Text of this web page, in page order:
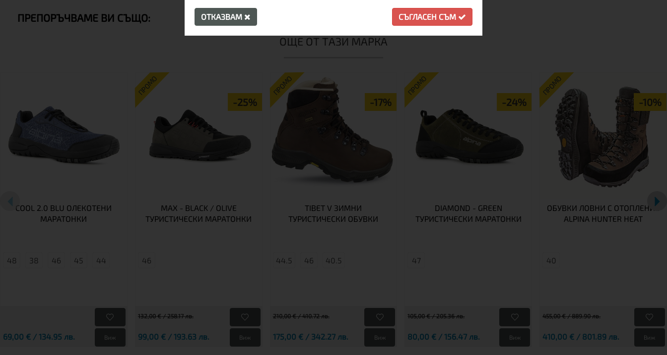
ПРЕПОРЪЧВАМЕ ВИ СЪЩО:
ОЩЕ ОТ ТАЗИ МАРКА
COOL 2.0 BLU ОЛЕКОТЕНИ
МАРАТОНКИ
48 38 46 45 44
69,00 € / 134.95 лв. Виж
ПРОМО
-25%
MAX - BLACK / OLIVE
ТУРИСТИЧЕСКИ МАРАТОНКИ
46
132,00 € / 258.17 лв.
99,00 € / 193.63 лв. Виж
ПРОМО
-17%
TIBET V ЗИМНИ
ТУРИСТИЧЕСКИ ОБУВКИ
44.5 46 40.5
210,00 € / 410.72 лв.
175,00 € / 342.27 лв. Виж
ПРОМО
-24%
DIAMOND - GREEN
ТУРИСТИЧЕСКИ МАРАТОНКИ
47
105,00 € / 205.36 лв.
80,00 € / 156.47 лв. Виж
ПРОМО
-10%
ОБУВКИ ЛОВНИ С ОТОПЛЕНИЕ
ALPINA HUNTER HEAT
40
455,00 € / 889.90 лв.
410,00 € / 801.89 лв. Виж
ОТКАЗВАМ СЪГЛАСЕН СЪМ